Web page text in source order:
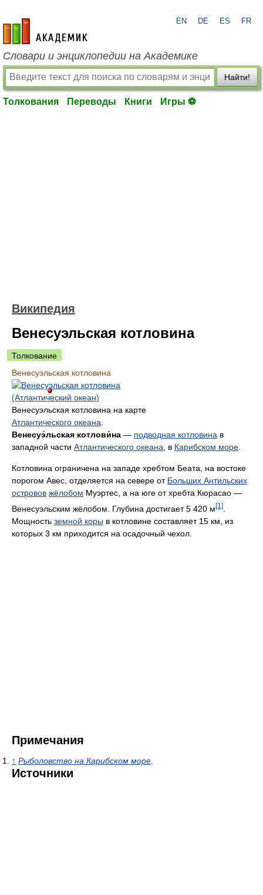
academic.ru
EN DE ES FR
Словари и энциклопедии на Академике
Найти!
Толкования Переводы Книги Игры ⚽
Википедия
Венесуэльская котловина
Толкование
Венесуэльская котловина
Венесуэльская котловина на карте
Атлантического океана
Венесуэ́льская котлови́на — подводная котловина в
западной части Атлантического океана , в Карибском море
Котловина ограничена на западе хребтом Беата, на востоке
порогом Авес, отделяется на севере от Больших Антильских
островов жёлобом Муэртес, а на юге от хребта Кюрасао —
Венесуэльским жёлобом. Глубина достигает 5 420 м[1]
Мощность земной коры в котловине составляет 15 км, из
которых 3 км приходится на осадочный чехол.
Примечания
↑ Рыболовство на Карибском море
Источники